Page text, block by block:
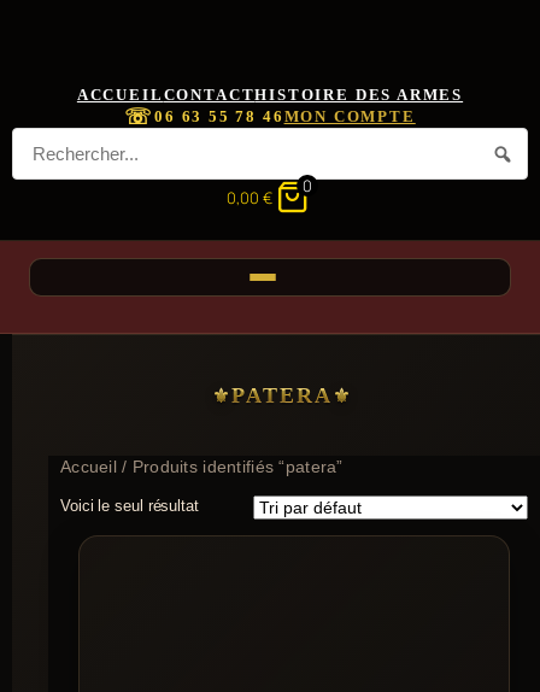
ACCUEIL CONTACTHISTOIRE DES ARMES
☏06 63 55 78 46 MON COMPTE
0,00 €
0
PATERA
Accueil/ Produits identifiés “patera”
Voici le seul résultat